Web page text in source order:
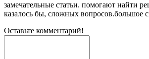
замечательные статьи. помогают найти
казалось бы, сложных вопросов.большое
Оставьте комментарий!